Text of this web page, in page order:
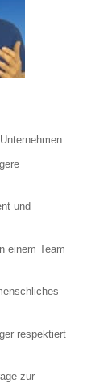
und
einem Team
respektiert
zur